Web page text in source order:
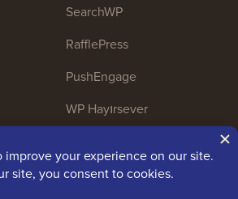
SearchWP
RafflePress
PushEngage
WP Hayırsever